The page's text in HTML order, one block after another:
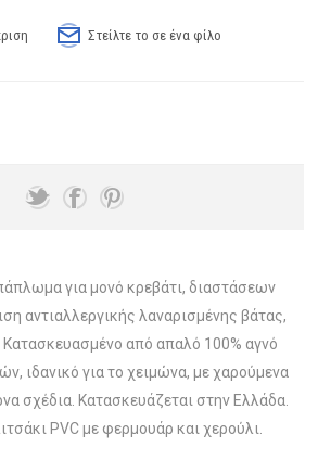
Στείλτε το σε ένα φίλο
για μονό κρεβάτι, διαστάσεων
αντιαλλεργικής λαναρισμένης βάτας,
από απαλό 100% αγνό
ιδανικό για το χειμώνα, με χαρούμενα
σχέδια. Κατασκευάζεται στην Ελλάδα.
PVC με φερμουάρ και χερούλι.